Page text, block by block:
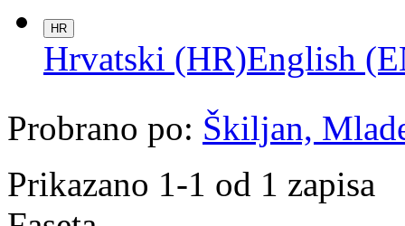
HR
Hrvatski (HR)English
Probrano po: Škiljan,
Prikazano 1-1 od 1 zapisa